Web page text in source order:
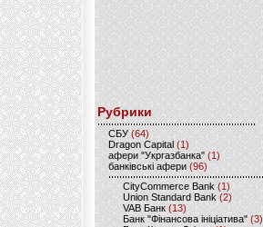
Рубрики
CБУ (64)
Dragon Capital (1)
афери "Укргазбанка" (1)
банківські афери (96)
CityCommerce Bank (1)
Union Standard Bank (2)
VAB Банк (13)
Банк "Фінансова ініціатива" (3)